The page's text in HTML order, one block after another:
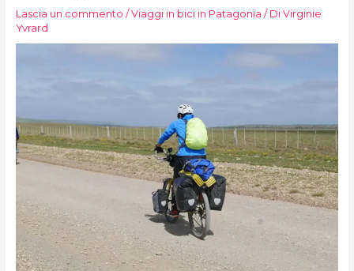
Lascia un commento / Viaggi in bici in Patagonia / Di Virginie
Yvrard